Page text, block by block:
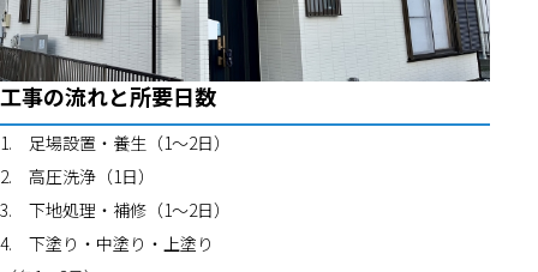
工事の流れと所要日数
1.	足場設置・養生（1〜2日）
2.	高圧洗浄（1日）
3.	下地処理・補修（1〜2日）
4.	下塗り・中塗り・上塗り